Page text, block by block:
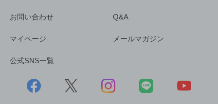
お問い合わせ Q&A
マイページ メールマガジン
公式SNS一覧